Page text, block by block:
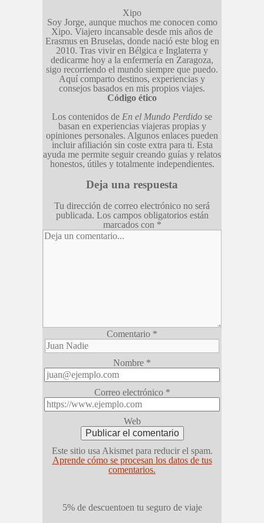
Xipo
Soy Jorge, aunque muchos me conocen como
Xipo. Viajero incansable desde mis años de
Erasmus en Bruselas, donde nació este blog en
2010. Tras vivir en Bélgica e Inglaterra y
dedicarme hoy a la enfermería en Zaragoza,
sigo recorriendo el mundo siempre que puedo.
Aquí comparto destinos, experiencias y
consejos basados en mis propios viajes.
Código ético
Los contenidos de En el Mundo Perdido se
basan en experiencias viajeras propias y
opiniones personales. Algunos enlaces pueden
incluir afiliación sin coste extra para ti. Esta
ayuda me permite seguir creando guías y relatos
honestos, útiles y totalmente independientes.
Deja una respuesta
Tu dirección de correo electrónico no será
publicada. Los campos obligatorios están
marcados con *
Comentario *
Nombre *
Correo electrónico *
Web
Este sitio usa Akismet para reducir el spam.
Aprende cómo se procesan los datos de tus
comentarios.
5% de descuentoen tu seguro de viaje